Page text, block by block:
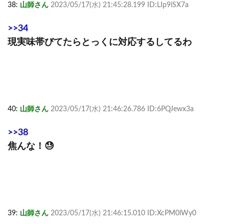
38: 山師さん 2023/05/17(水) 21:45:28.199 ID:LIp9iSX7a
>>34
現実味帯びてたらとっくに対応するしてるわ
40: 山師さん 2023/05/17(水) 21:46:26.786 ID:6PQJewx3a
>>38
焦んな！😓
39: 山師さん 2023/05/17(水) 21:46:15.010 ID:XcPM0lWy0